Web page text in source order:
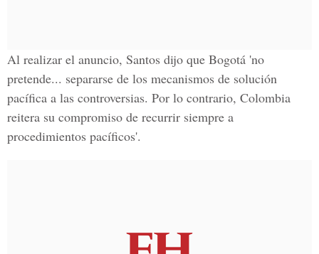
Al realizar el anuncio, Santos dijo que Bogotá 'no
pretende... separarse de los mecanismos de solución
pacífica a las controversias. Por lo contrario, Colombia
reitera su compromiso de recurrir siempre a
procedimientos pacíficos'.